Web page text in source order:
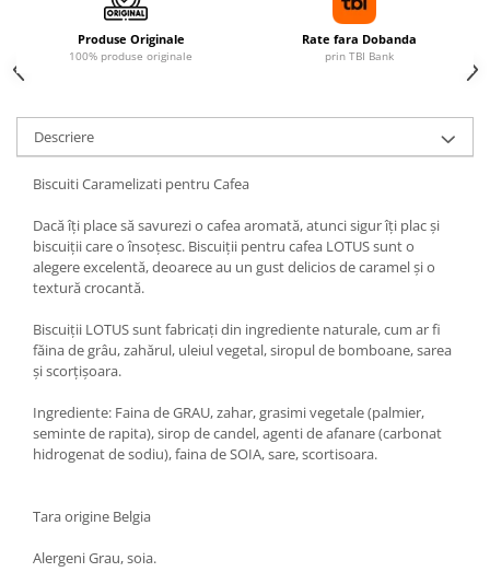
Produse Originale
100% produse originale
Rate fara Dobanda
prin TBI Bank
Descriere
Biscuiti Caramelizati pentru Cafea
Dacă îți place să savurezi o cafea aromată, atunci sigur îți plac și
biscuiții care o însoțesc. Biscuiții pentru cafea LOTUS sunt o
alegere excelentă, deoarece au un gust delicios de caramel și o
textură crocantă.
Biscuiții LOTUS sunt fabricați din ingrediente naturale, cum ar fi
făina de grâu, zahărul, uleiul vegetal, siropul de bomboane, sarea
și scorțișoara.
Ingrediente: Faina de GRAU, zahar, grasimi vegetale (palmier,
seminte de rapita), sirop de candel, agenti de afanare (carbonat
hidrogenat de sodiu), faina de SOIA, sare, scortisoara.
Tara origine Belgia
Alergeni Grau, soia.